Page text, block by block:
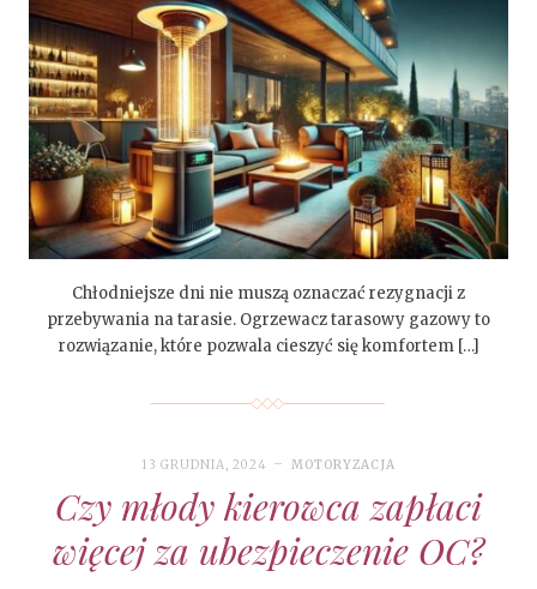
Chłodniejsze dni nie muszą oznaczać rezygnacji z
przebywania na tarasie. Ogrzewacz tarasowy gazowy to
rozwiązanie, które pozwala cieszyć się komfortem […]
13 GRUDNIA, 2024 MOTORYZACJA
Czy młody kierowca zapłaci
więcej za ubezpieczenie OC?